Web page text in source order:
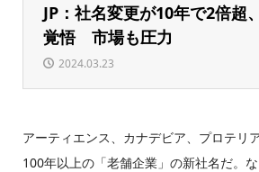
JP：社名変更が10年で2倍超
覚悟 市場も圧力
2024.03.23
アーティエンス、カナデビア、プロテリ
100年以上の「老舗企業」の新社名だ。な